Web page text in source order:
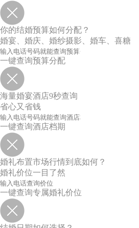
你的结婚预算如何分配？
婚宴、婚庆、婚纱摄影、婚车、喜糖
一键查询预算分配
海量婚宴酒店9秒查询
省心又省钱
一键查询酒店档期
婚礼布置市场行情到底如何？
婚礼价位一目了然
一键查询专属婚礼价位